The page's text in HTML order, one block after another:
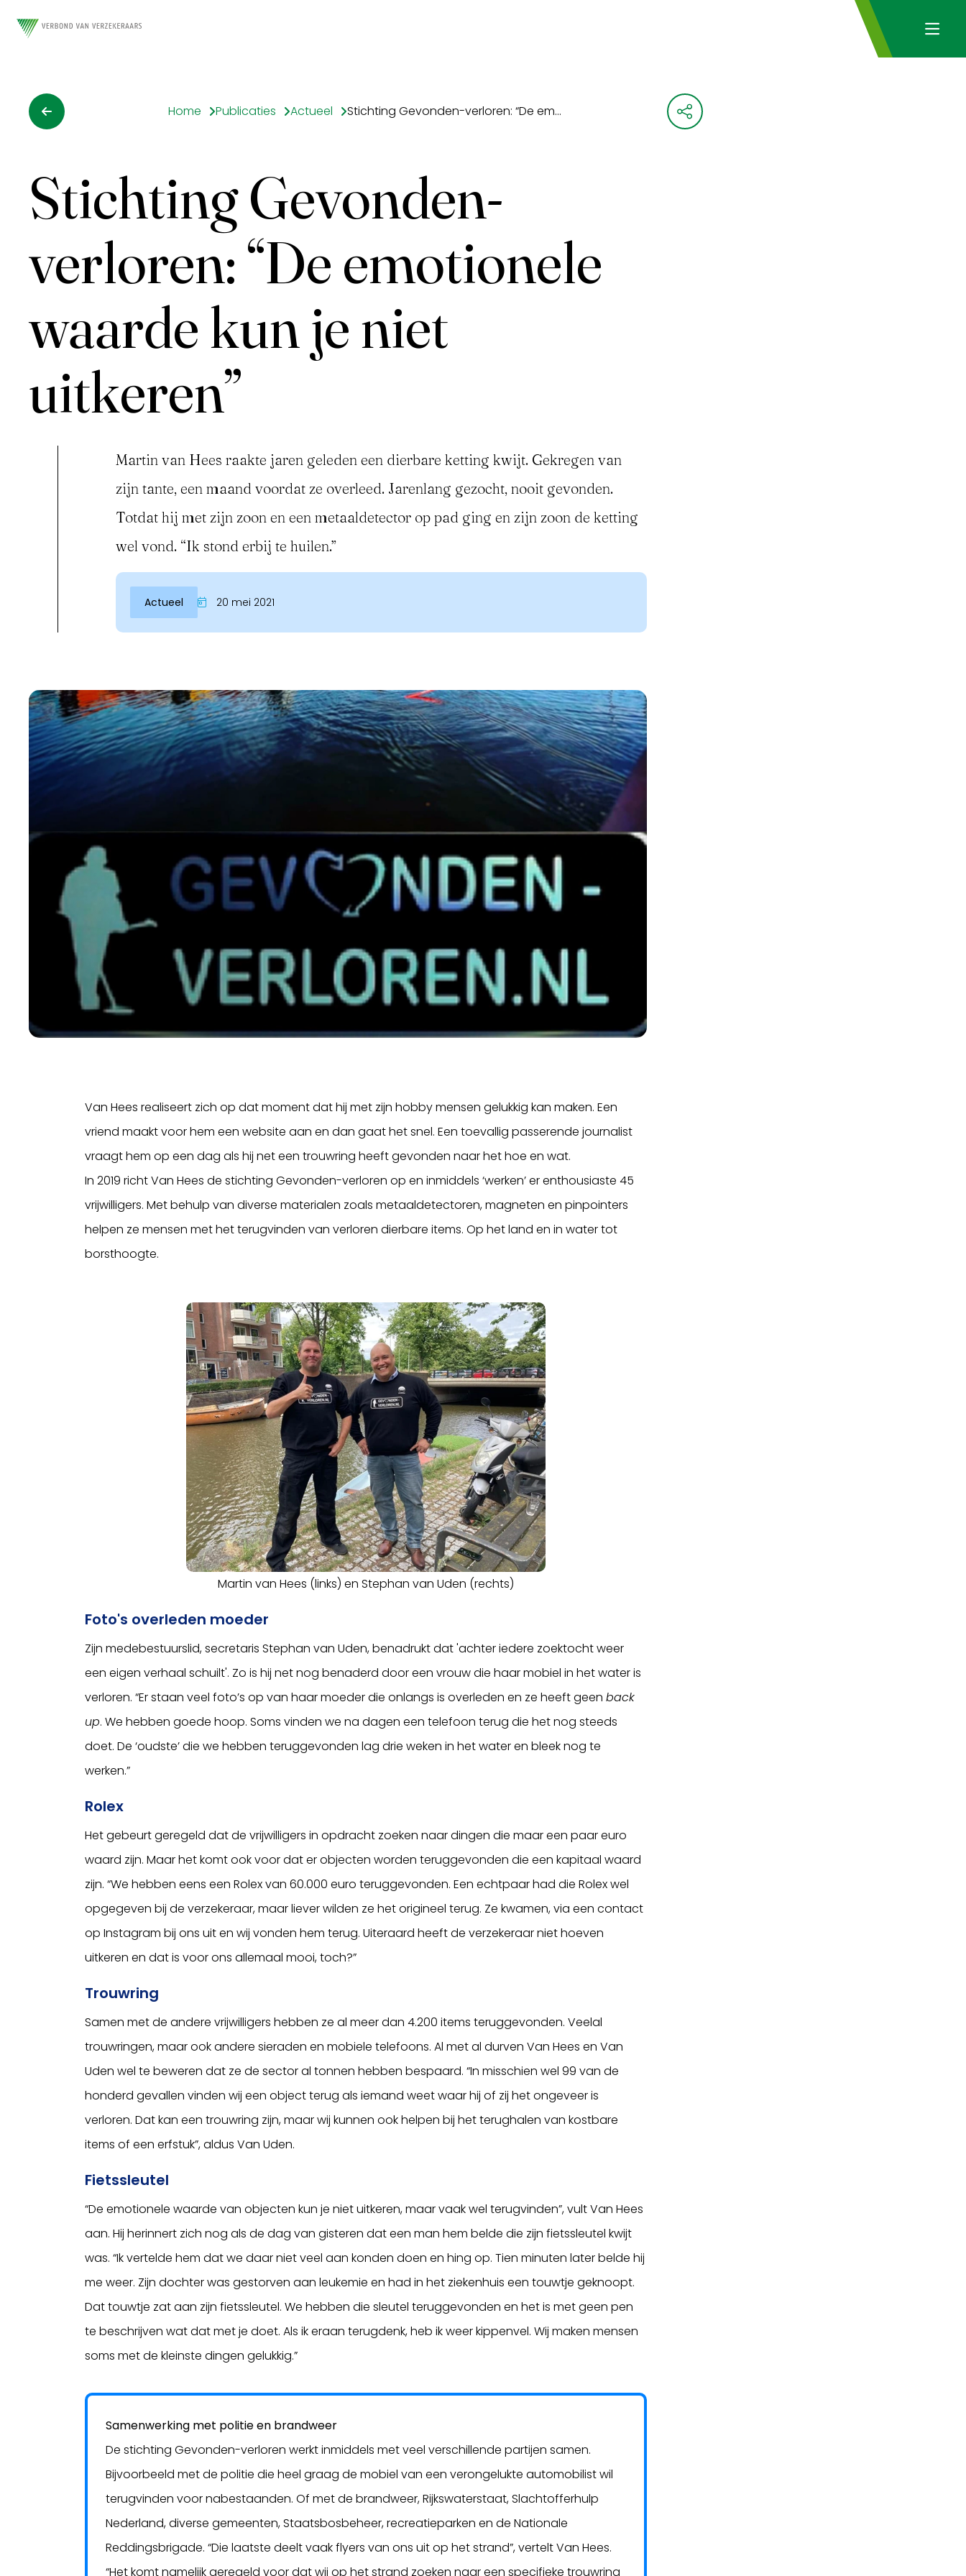
Home Publicaties Actueel Stichting Gevonden-verloren: “De emotionele waarde kun je niet uitkeren”
Stichting Gevonden-
verloren: “De emotionele
waarde kun je niet
uitkeren”
Martin van Hees raakte jaren geleden een dierbare ketting kwijt. Gekregen van
zijn tante, een maand voordat ze overleed. Jarenlang gezocht, nooit gevonden.
Totdat hij met zijn zoon en een metaaldetector op pad ging en zijn zoon de ketting
wel vond. “Ik stond erbij te huilen.”
Actueel 20 mei 2021
Van Hees realiseert zich op dat moment dat hij met zijn hobby mensen gelukkig kan maken. Een
vriend maakt voor hem een website aan en dan gaat het snel. Een toevallig passerende journalist
vraagt hem op een dag als hij net een trouwring heeft gevonden naar het hoe en wat.
In 2019 richt Van Hees de stichting Gevonden-verloren op en inmiddels ‘werken’ er enthousiaste 45
vrijwilligers. Met behulp van diverse materialen zoals metaaldetectoren, magneten en pinpointers
helpen ze mensen met het terugvinden van verloren dierbare items. Op het land en in water tot
borsthoogte.
Martin van Hees (links) en Stephan van Uden (rechts)
Foto's overleden moeder
Zijn medebestuurslid, secretaris Stephan van Uden, benadrukt dat 'achter iedere zoektocht weer
een eigen verhaal schuilt'. Zo is hij net nog benaderd door een vrouw die haar mobiel in het water is
verloren. “Er staan veel foto’s op van haar moeder die onlangs is overleden en ze heeft geenback
up. We hebben goede hoop. Soms vinden we na dagen een telefoon terug die het nog steeds
doet. De ‘oudste’ die we hebben teruggevonden lag drie weken in het water en bleek nog te
werken.”
Rolex
Het gebeurt geregeld dat de vrijwilligers in opdracht zoeken naar dingen die maar een paar euro
waard zijn. Maar het komt ook voor dat er objecten worden teruggevonden die een kapitaal waard
zijn. “We hebben eens een Rolex van 60.000 euro teruggevonden. Een echtpaar had die Rolex wel
opgegeven bij de verzekeraar, maar liever wilden ze het origineel terug. Ze kwamen, via een contact
op Instagram bij ons uit en wij vonden hem terug. Uiteraard heeft de verzekeraar niet hoeven
uitkeren en dat is voor ons allemaal mooi, toch?”
Trouwring
Samen met de andere vrijwilligers hebben ze al meer dan 4.200 items teruggevonden. Veelal
trouwringen, maar ook andere sieraden en mobiele telefoons. Al met al durven Van Hees en Van
Uden wel te beweren dat ze de sector al tonnen hebben bespaard. “In misschien wel 99 van de
honderd gevallen vinden wij een object terug als iemand weet waar hij of zij het ongeveer is
verloren. Dat kan een trouwring zijn, maar wij kunnen ook helpen bij het terughalen van kostbare
items of een erfstuk”, aldus Van Uden.
Fietssleutel
“De emotionele waarde van objecten kun je niet uitkeren, maar vaak wel terugvinden”, vult Van Hees
aan. Hij herinnert zich nog als de dag van gisteren dat een man hem belde die zijn fietssleutel kwijt
was. “Ik vertelde hem dat we daar niet veel aan konden doen en hing op. Tien minuten later belde hij
me weer. Zijn dochter was gestorven aan leukemie en had in het ziekenhuis een touwtje geknoopt.
Dat touwtje zat aan zijn fietssleutel. We hebben die sleutel teruggevonden en het is met geen pen
te beschrijven wat dat met je doet. Als ik eraan terugdenk, heb ik weer kippenvel. Wij maken mensen
soms met de kleinste dingen gelukkig.”
Samenwerking met politie en brandweer
De stichting Gevonden-verloren werkt inmiddels met veel verschillende partijen samen.
Bijvoorbeeld met de politie die heel graag de mobiel van een verongelukte automobilist wil
terugvinden voor nabestaanden. Of met de brandweer, Rijkswaterstaat, Slachtofferhulp
Nederland, diverse gemeenten, Staatsbosbeheer, recreatieparken en de Nationale
Reddingsbrigade. “Die laatste deelt vaak flyers van ons uit op het strand”, vertelt Van Hees.
“Het komt namelijk geregeld voor dat wij op het strand zoeken naar een specifieke trouwring